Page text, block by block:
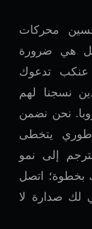
محركات
هي ضرورة
شركة عنكب تدعوك
نسجنا لهم
نحن نضمن
يتخطى
تترجم إلى نمو
بخطوة؛ اتصل
لك صدارة لا